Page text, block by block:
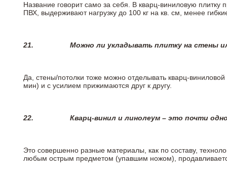
Название говорит само за себя. В кварц-виниловую
ПВХ, выдерживают нагрузку до 100 кг на кв. см, менее
21. Можно ли укладывать плитку на стены
Да, стены/потолки тоже можно отделывать кварц-
мин) и с усилием прижимаются друг к другу.
22. Кварц-винил и линолеум – это почти
Это совершенно разные материалы, как по составу,
любым острым предметом (упавшим ножом),